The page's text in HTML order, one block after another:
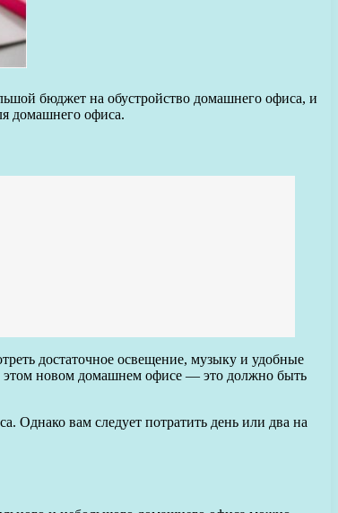
бюджет на обустройство домашнего офиса, и
домашнего офиса.
достаточное освещение, музыку и удобные
этом новом домашнем офисе — это должно быть
Однако вам следует потратить день или два на